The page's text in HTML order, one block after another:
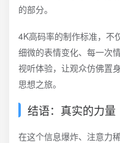
的部分。
4K高码率的制作标准，不
细微的表情变化、每一次
视听体验，让观众仿佛置
思想之旅。
结语：真实的力量
在这个信息爆炸、注意力